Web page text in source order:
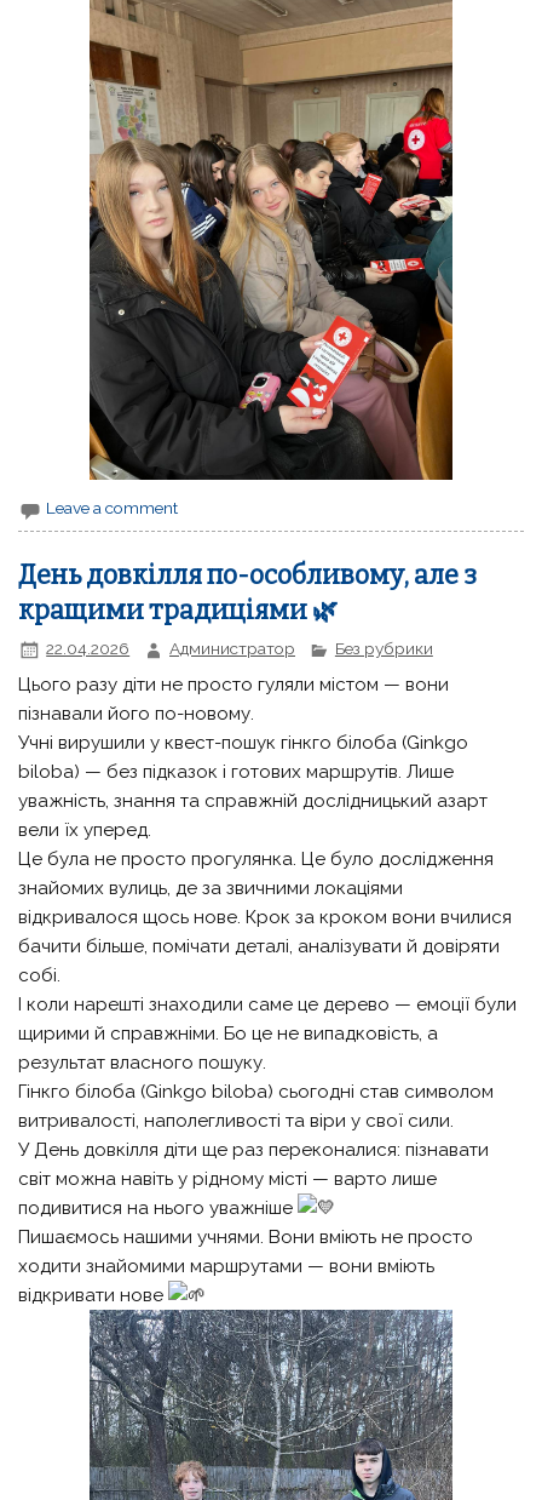
Leave a comment
День довкілля по-особливому, але з
кращими традиціями 🌿
22.04.2026 Администратор Без рубрики
Цього разу діти не просто гуляли містом — вони
пізнавали його по-новому.
Учні вирушили у квест-пошук гінкго білоба (Ginkgo
biloba) — без підказок і готових маршрутів. Лише
уважність, знання та справжній дослідницький азарт
вели їх уперед.
Це була не просто прогулянка. Це було дослідження
знайомих вулиць, де за звичними локаціями
відкривалося щось нове. Крок за кроком вони вчилися
бачити більше, помічати деталі, аналізувати й довіряти
собі.
І коли нарешті знаходили саме це дерево — емоції були
щирими й справжніми. Бо це не випадковість, а
результат власного пошуку.
Гінкго білоба (Ginkgo biloba) сьогодні став символом
витривалості, наполегливості та віри у свої сили.
У День довкілля діти ще раз переконалися: пізнавати
світ можна навіть у рідному місті — варто лише
подивитися на нього уважніше
Пишаємось нашими учнями. Вони вміють не просто
ходити знайомими маршрутами — вони вміють
відкривати нове